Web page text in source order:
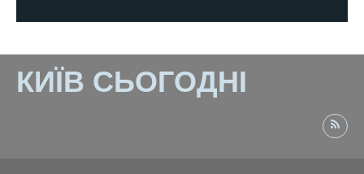
КИЇВ СЬОГОДНІ